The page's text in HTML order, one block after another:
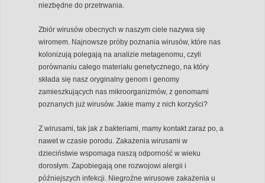
niezbędne do przetrwania.
Zbiór wirusów obecnych w naszym ciele nazywa się
wiromem. Najnowsze próby poznania wirusów, które nas
kolonizują polegają na analizie metagenomu, czyli
porównaniu całego materiału genetycznego, na który
składa się nasz oryginalny genom i genomy
zamieszkujących nas mikroorganizmów, z genomami
poznanych już wirusów. Jakie mamy z nich korzyści?
Z wirusami, tak jak z bakteriami, mamy kontakt zaraz po, a
nawet w czasie porodu. Zakażenia wirusami w
dzieciństwie wspomaga naszą odporność w wieku
dorosłym. Zapobiegają one rozwojowi alergii i
późniejszych infekcji. Niegroźne wirusowe zakażenia u